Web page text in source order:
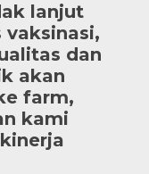
lanjut
vaksinasi,
dan
akan
farm,
kami